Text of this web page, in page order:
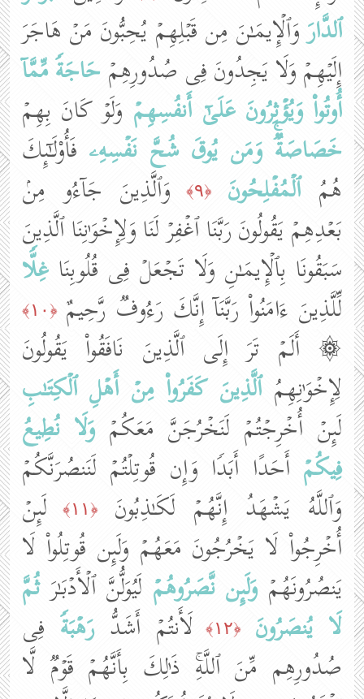
ٱلدَّارَوَٱلۡإِیمَـٰنَ مِن قَبۡلِهِمۡ یُحِبُّونَ مَنۡ هَاجَرَ
إِلَیۡهِمۡ وَلَا یَجِدُونَ فِی صُدُورِهِمۡ حَاجَةࣰمِّمَّاۤ
أُوتُوا۟ وَیُؤۡثِرُونَ عَلَىٰۤ أَنفُسِهِمۡ وَلَوۡ كَانَ بِهِمۡ
خَصَاصَةࣱۚ وَمَن یُوقَ شُحَّ نَفۡسِهِۦ فَأُو۟لَـٰۤىِٕكَ
هُمُٱلۡمُفۡلِحُونَ ﴿٩﴾
وَٱلَّذِینَ جَاۤءُو مِنۢ
بَعۡدِهِمۡ یَقُولُونَ رَبَّنَا ٱغۡفِرۡ لَنَا وَلِإِخۡوَ ٰ⁠نِنَا ٱلَّذِینَ
سَبَقُونَا بِٱلۡإِیمَـٰنِ وَلَا تَجۡعَلۡ فِی قُلُوبِنَا غِلࣰّا
لِّلَّذِینَ ءَامَنُوا۟ رَبَّنَاۤ إِنَّكَ رَءُوفࣱ رَّحِیمٌ ﴿١٠﴾
۞ أَلَمۡ تَرَ إِلَى ٱلَّذِینَ نَافَقُوا۟ یَقُولُونَ
لِإِخۡوَ ٰ⁠نِهِمُٱلَّذِینَ كَفَرُوا۟ مِنۡ أَهۡلِ ٱلۡكِتَـٰبِ
لَىِٕنۡ أُخۡرِجۡتُمۡ لَنَخۡرُجَنَّ مَعَكُمۡ وَلَا نُطِیعُ
فِیكُمۡ أَحَدًا أَبَدࣰا وَإِن قُوتِلۡتُمۡ لَنَنصُرَنَّكُمۡ
وَٱللَّهُ یَشۡهَدُ إِنَّهُمۡ لَكَـٰذِبُونَ
﴿١١﴾
لَىِٕنۡ
أُخۡرِجُوا۟ لَا یَخۡرُجُونَ مَعَهُمۡ وَلَىِٕن قُوتِلُوا۟ لَا
یَنصُرُونَهُمۡ وَلَىِٕن نَّصَرُوهُمۡ لَیُوَلُّنَّ ٱلۡأَدۡبَـٰرَثُمَّ
لَا یُنصَرُونَ
﴿١٢﴾ لَأَنتُمۡ أَشَدُّرَهۡبَةࣰ فِی
صُدُورِهِم مِّنَ ٱللَّهِۚ ذَ ٰ⁠لِكَ بِأَنَّهُمۡ قَوۡمࣱ لَّا